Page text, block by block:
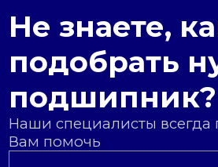
Не знаете,
подобрать
подшипник?
Наши специалисты всегда
Вам помочь